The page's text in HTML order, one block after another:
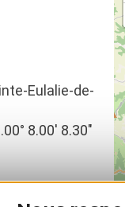
Eulalie-de-
8.00′ 8.30″